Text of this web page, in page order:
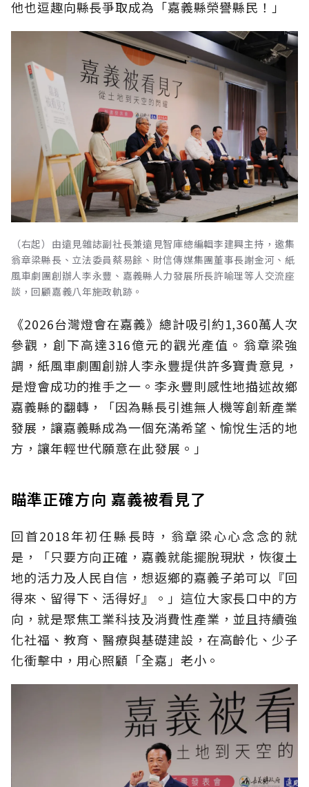
他也逗趣向縣長爭取成為「嘉義縣榮譽縣民！」
（右起）由遠見雜誌副社長兼遠見智庫總編輯李建興主持，邀集
翁章梁縣長、立法委員蔡易餘、財信傳媒集團董事長謝金河、紙
風車劇團創辦人李永豐、嘉義縣人力發展所長許喻理等人交流座
談，回顧嘉義八年施政軌跡。
《2026台灣燈會在嘉義》總計吸引約1,360萬人次
參觀，創下高達316億元的觀光產值。翁章梁強
調，紙風車劇團創辦人李永豐提供許多寶貴意見，
是燈會成功的推手之一。李永豐則感性地描述故鄉
嘉義縣的翻轉，「因為縣長引進無人機等創新產業
發展，讓嘉義縣成為一個充滿希望、愉悅生活的地
方，讓年輕世代願意在此發展。」
瞄準正確方向 嘉義被看見了
回首2018年初任縣長時，翁章梁心心念念的就
是，「只要方向正確，嘉義就能擺脫現狀，恢復土
地的活力及人民自信，想返鄉的嘉義子弟可以『回
得來、留得下、活得好』。」這位大家長口中的方
向，就是聚焦工業科技及消費性產業，並且持續強
化社福、教育、醫療與基礎建設，在高齡化、少子
化衝擊中，用心照顧「全嘉」老小。